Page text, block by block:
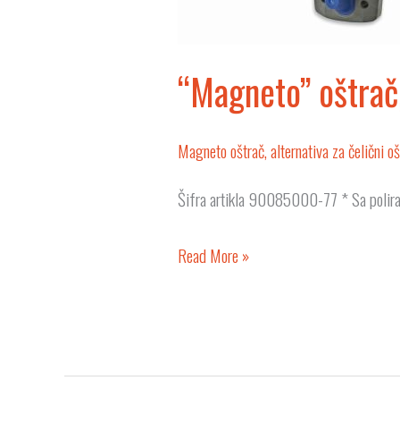
“Magneto”
Magneto oštrač, alternativa za čelični
Šifra artikla 90085000-77 * Sa
Read More »